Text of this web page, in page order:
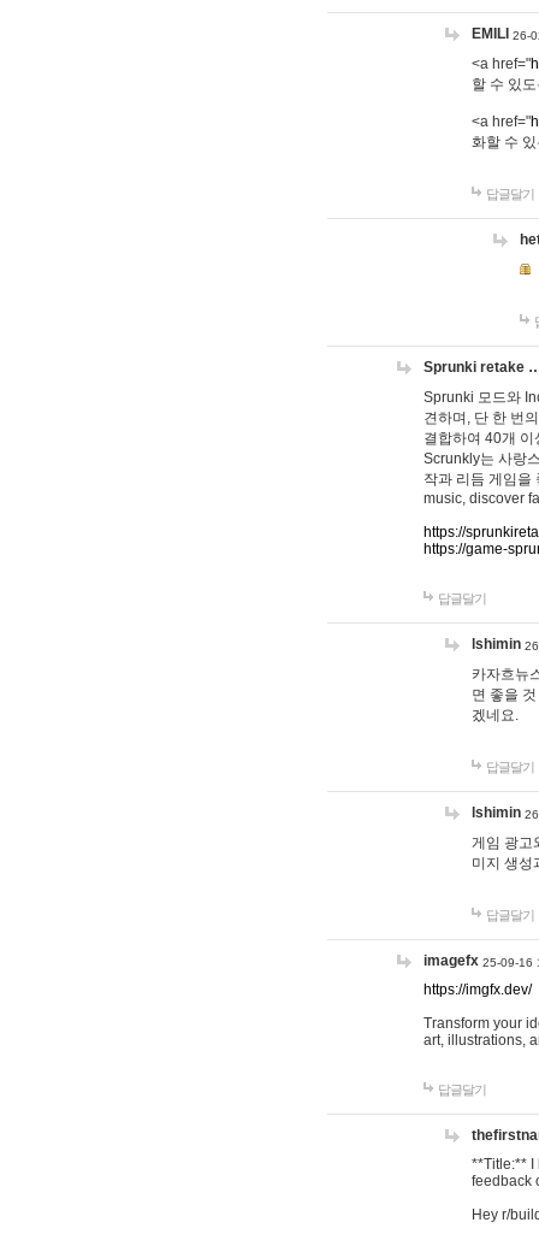
EMILI 26-
<a href="
할 수 있
<a href="
화할 수
답글달기
Sprunki retake
Sprunki 모드와
견하며, 단 한 번
결합하여 40개
Scrunkly는 사랑
작과 리듬 게임을
music, discover
https://
https://game-
답글달기
lshimin
카자흐뉴
면 좋을
겠네요.
답글달기
lshimin
게임 광고
미지 생성
답글달기
imagefx 25-09-16
https://imgfx.dev/
Transform your
art, illustrations,
답글달기
**Title:** I
feedback
Hey r/